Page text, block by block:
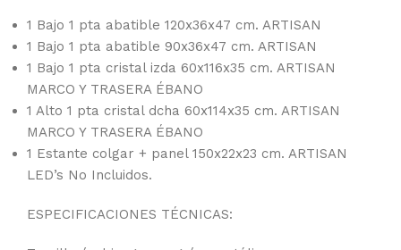
1 Bajo 1 pta abatible 120x36x47 cm. ARTISAN
1 Bajo 1 pta abatible 90x36x47 cm. ARTISAN
1 Bajo 1 pta cristal izda 60x116x35 cm. ARTISAN
MARCO Y TRASERA ÉBANO
1 Alto 1 pta cristal dcha 60x114x35 cm. ARTISAN
MARCO Y TRASERA ÉBANO
1 Estante colgar + panel 150x22x23 cm. ARTISAN
LED’s No Incluidos.
ESPECIFICACIONES TÉCNICAS: